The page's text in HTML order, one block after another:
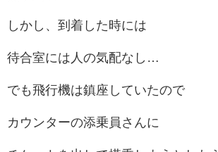
しかし、到着した時には
待合室には人の気配なし…
でも飛行機は鎮座していたので
カウンターの添乗員さんに